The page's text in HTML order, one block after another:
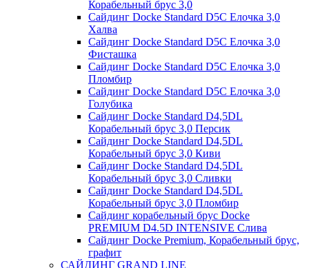
Корабельный брус 3,0
Сайдинг Docke Standard D5C Елочка 3,0
Халва
Сайдинг Docke Standard D5C Елочка 3,0
Фисташка
Сайдинг Docke Standard D5C Елочка 3,0
Пломбир
Сайдинг Docke Standard D5C Елочка 3,0
Голубика
Сайдинг Docke Standard D4,5DL
Корабельный брус 3,0 Персик
Сайдинг Docke Standard D4,5DL
Корабельный брус 3,0 Киви
Сайдинг Docke Standard D4,5DL
Корабельный брус 3,0 Сливки
Сайдинг Docke Standard D4,5DL
Корабельный брус 3,0 Пломбир
Сайдинг корабельный брус Docke
PREMIUM D4.5D INTENSIVE Слива
Сайдинг Docke Premium, Корабельный брус,
графит
САЙДИНГ GRAND LINE